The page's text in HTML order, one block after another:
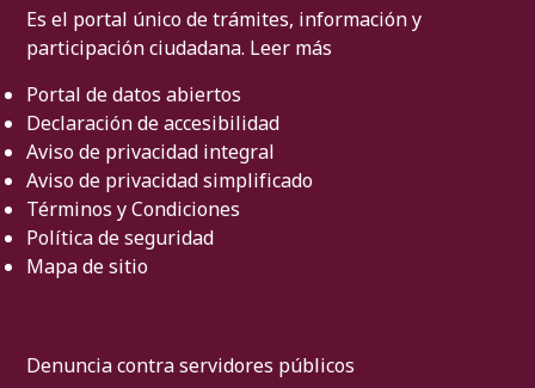
Es el portal único de trámites, información y
participación ciudadana. Leer más
Portal de datos abiertos
Declaración de accesibilidad
Aviso de privacidad integral
Aviso de privacidad simplificado
Términos y Condiciones
Política de seguridad
Mapa de sitio
Denuncia contra servidores públicos